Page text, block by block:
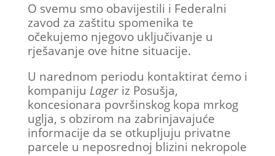
O svemu smo obavijestili i Federalni
zavod za zaštitu spomenika te
očekujemo njegovo uključivanje u
rješavanje ove hitne situacije.
U narednom periodu kontaktirat ćemo i
kompaniju Lageriz Posušja,
koncesionara površinskog kopa mrkog
uglja, s obzirom na zabrinjavajuće
informacije da se otkupljuju privatne
parcele u neposrednoj blizini nekropole